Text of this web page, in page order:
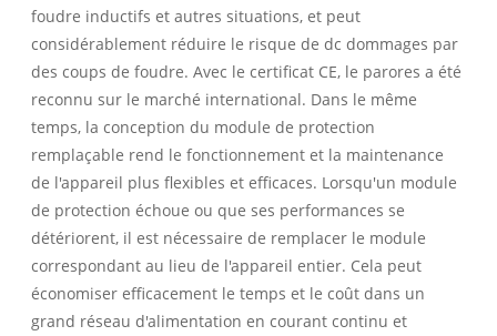
foudre inductifs et autres situations, et peut
considérablement réduire le risque de dc dommages par
des coups de foudre. Avec le certificat CE, le parores a été
reconnu sur le marché international. Dans le même
temps, la conception du module de protection
remplaçable rend le fonctionnement et la maintenance
de l'appareil plus flexibles et efficaces. Lorsqu'un module
de protection échoue ou que ses performances se
détériorent, il est nécessaire de remplacer le module
correspondant au lieu de l'appareil entier. Cela peut
économiser efficacement le temps et le coût dans un
grand réseau d'alimentation en courant continu et